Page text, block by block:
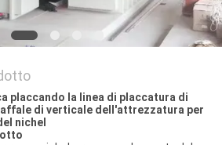
placcando la linea di placcatura di
di verticale dell'attrezzatura per
nichel